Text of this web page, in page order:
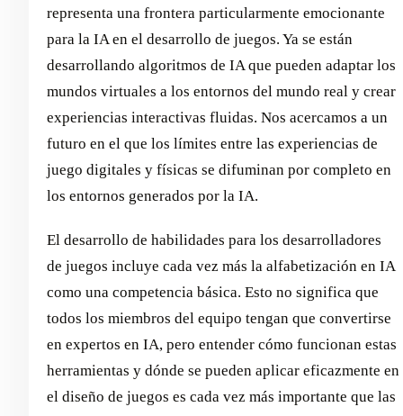
representa una frontera particularmente emocionante
para la IA en el desarrollo de juegos. Ya se están
desarrollando algoritmos de IA que pueden adaptar los
mundos virtuales a los entornos del mundo real y crear
experiencias interactivas fluidas. Nos acercamos a un
futuro en el que los límites entre las experiencias de
juego digitales y físicas se difuminan por completo en
los entornos generados por la IA.
El desarrollo de habilidades para los desarrolladores
de juegos incluye cada vez más la alfabetización en IA
como una competencia básica. Esto no significa que
todos los miembros del equipo tengan que convertirse
en expertos en IA, pero entender cómo funcionan estas
herramientas y dónde se pueden aplicar eficazmente en
el diseño de juegos es cada vez más importante que las